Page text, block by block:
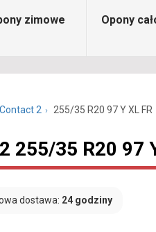
zimowe Opony
2 255/35 R20 97 Y XL FR
255/35 R20 97
dostawa: 24 godziny